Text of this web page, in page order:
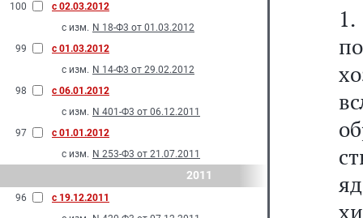
100
с 02.03.2012
с изм. N 18-Ф3 от 01.03.2012
99
с 01.03.2012
с изм. N 14-Ф3 от 29.02.2012
98
с 06.01.2012
с изм. N 401-Ф3 от 06.12.2011
97
с 01.01.2012
с изм. N 253-Ф3 от 21.07.2011
2011
96
с 19.12.2011